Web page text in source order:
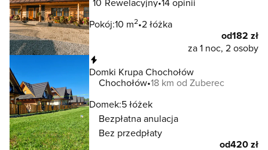
Pokój:10 m2 2 łóżka
od182 zł
za 1 noc, 2 osoby
Domki Krupa Chochołów
Chochołów 18 km od Zuberec
Domek:5 łóżek
Bezpłatna anulacja
Bez przedpłaty
od420 zł